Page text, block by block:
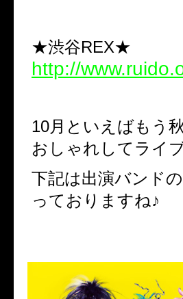
★渋谷REX★
http://
10月といえばもう
おしゃれしてライ
下記は出演バンド
っておりますね♪